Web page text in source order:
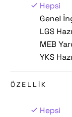
Hepsi
Genel
LGS
MEB
YKS
ÖZELLİK
Hepsi